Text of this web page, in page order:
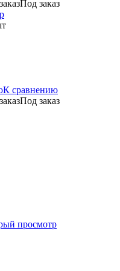
Под заказ
К сравнению
Под заказ
просмотр